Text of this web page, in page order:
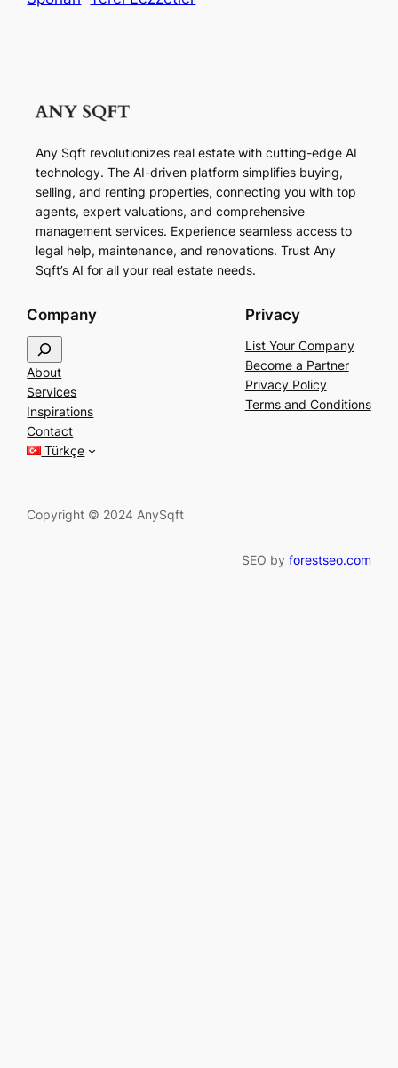
Any Sqft revolutionizes real estate with cutting-edge AI
technology. The AI-driven platform simplifies buying,
selling, and renting properties, connecting you with top
agents, expert valuations, and comprehensive
management services. Experience seamless access to
legal help, maintenance, and renovations. Trust Any
Sqft’s AI for all your real estate needs.
Company
e
a
r
c
h
About
Services
Inspirations
Contact
Türkçe
Privacy
List Your Company
Become a Partner
Privacy Policy
Terms and Conditions
Copyright © 2024 AnySqft
SEO by forestseo.com